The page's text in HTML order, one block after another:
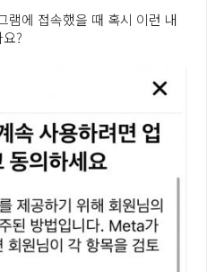
램에 접속했을 때 혹시 이런 내
?